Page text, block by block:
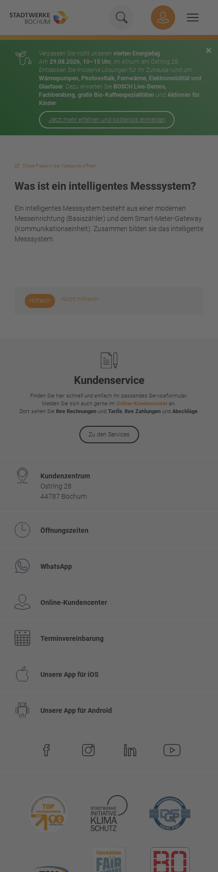
×
Verpassen Sie nicht unseren vierten Energietag
Am 29.08.2026, 10–15 Uhr, im Atrium am Ostring 28:
Entdecken Sie moderne Lösungen für Ihr Zuhause rund um
Wärmepumpen, Photovoltaik, Fernwärme, Elektromobilität und
Glasfaser. Dazu erwarten Sie BOSCH Live-Demos,
Fachberatung, gratis Bio-Kaffeespezialitäten und Aktionen für
Kinder.
Jetzt mehr erfahren und kostenlos anmelden
Geben Sie hier Ihren
Suchen
Hauptnavigation
Diese Frage in der Kategorie öffnen
Was ist ein intelligentes Messsystem?
Ein intelligentes Messsystem besteht aus einer modernen
Messeinrichtung (Basiszähler) und dem Smart-Meter-Gateway
(Kommunikationseinheit). Zusammen bilden sie das intelligente
Messsystem.
Hilfreich Nicht hilfreich
Kundenservice
Finden Sie hier schnell und einfach Ihr passendes Serviceformular.
Melden Sie sich auch gerne im Online-Kundencenter an.
Dort sehen Sie
Ihre Rechnungenund Tarife, Ihre Zahlungenund Abschläge.
Zu den Services
Kundenzentrum
Ostring 28
44787 Bochum
Öffnungszeiten
WhatsApp
Online-Kundencenter
Terminvereinbarung
Unsere App für iOS
Unsere App für Android